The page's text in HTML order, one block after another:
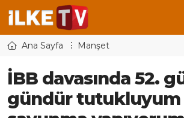
Ana Sayfa Manşet
İBB davasında 52.
gündür tutukluyum